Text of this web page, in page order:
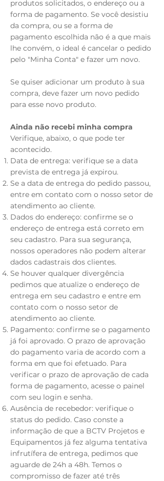
produtos solicitados, o endereço ou a
forma de pagamento. Se você desistiu
da compra, ou se a forma de
pagamento escolhida não é a que mais
lhe convém, o ideal é cancelar o pedido
pelo "Minha Conta" e fazer um novo.
Se quiser adicionar um produto à sua
compra, deve fazer um novo pedido
para esse novo produto.
Ainda não recebi minha compra
Verifique, abaixo, o que pode ter
acontecido.
Data de entrega: verifique se a data
prevista de entrega já expirou.
Se a data de entrega do pedido passou,
entre em contato com o nosso setor de
atendimento ao cliente.
Dados do endereço: confirme se o
endereço de entrega está correto em
seu cadastro. Para sua segurança,
nossos operadores não podem alterar
dados cadastrais dos clientes.
Se houver qualquer divergência
pedimos que atualize o endereço de
entrega em seu cadastro e entre em
contato com o nosso setor de
atendimento ao cliente.
Pagamento: confirme se o pagamento
já foi aprovado. O prazo de aprovação
do pagamento varia de acordo com a
forma em que foi efetuado. Para
verificar o prazo de aprovação de cada
forma de pagamento, acesse o painel
com seu login e senha.
Ausência de recebedor: verifique o
status do pedido. Caso conste a
informação de que a BCTV Projetos e
Equipamentos já fez alguma tentativa
infrutífera de entrega, pedimos que
aguarde de 24h a 48h. Temos o
compromisso de fazer até três